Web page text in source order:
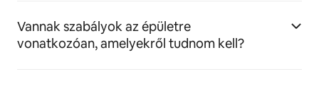
Vannak szabályok az épületre
vonatkozóan, amelyekről tudnom kell?